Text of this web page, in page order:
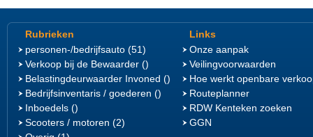
Rubrieken
personen-/bedrijfsauto (51)
Verkoop bij de Bewaarder ()
Belastingdeurwaarder Invoned ()
Bedrijfsinventaris / goederen ()
Inboedels ()
Scooters / motoren (2)
Links
Onze aanpak
Veilingvoorwaarden
Hoe werkt openbare
Routeplanner
RDW Kenteken zoeken
GGN